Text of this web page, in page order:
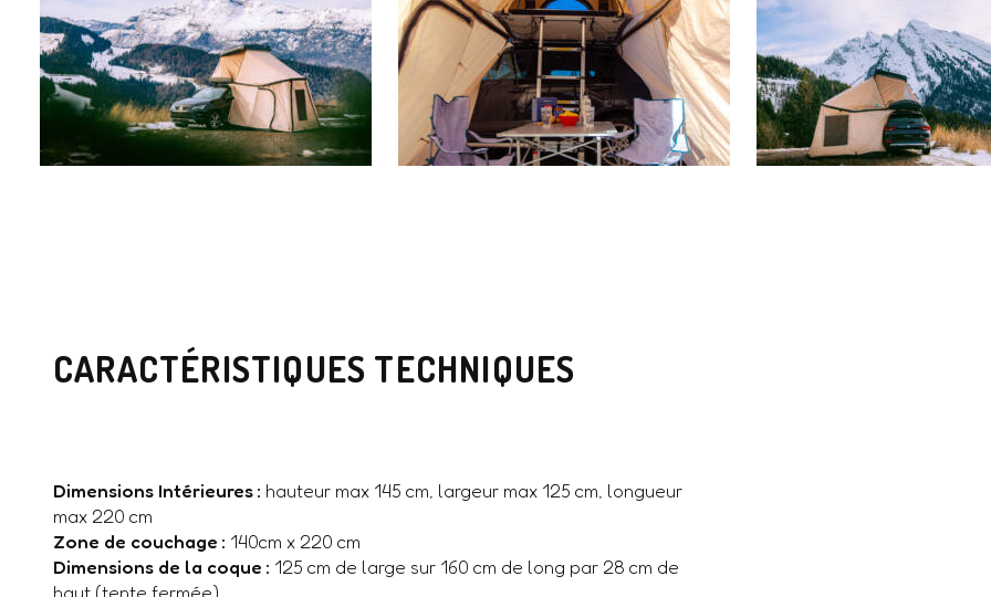
CARACTÉRISTIQUES TECHNIQUES
Dimensions Intérieures : hauteur max 145 cm, largeur max 125 cm, longueur
max 220 cm
Zone de couchage : 140cm x 220 cm
Dimensions de la coque : 125 cm de large sur 160 cm de long par 28 cm de
haut (tente fermée)